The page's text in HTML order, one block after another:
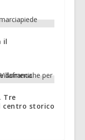
il
Tre
centro storico